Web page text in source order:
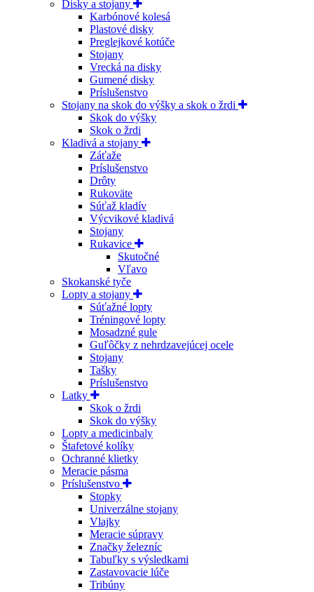
Disky a stojany
Karbónové kolesá
Plastové disky
Preglejkové kotúče
Stojany
Vrecká na disky
Gumené disky
Príslušenstvo
Stojany na skok do výšky a skok o žrdi
Skok do výšky
Skok o žrdi
Kladivá a stojany
Záťaže
Príslušenstvo
Drôty
Rukoväte
Súťaž kladív
Výcvikové kladivá
Stojany
Rukavice
Skutočné
Vľavo
Skokanské tyče
Lopty a stojany
Súťažné lopty
Tréningové lopty
Mosadzné gule
Guľôčky z nehrdzavejúcej ocele
Stojany
Tašky
Príslušenstvo
Latky
Skok o žrdi
Skok do výšky
Lopty a medicinbaly
Štafetové kolíky
Ochranné klietky
Meracie pásma
Príslušenstvo
Stopky
Univerzálne stojany
Vlajky
Meracie súpravy
Značky železníc
Tabuľky s výsledkami
Zastavovacie lúče
Tribúny